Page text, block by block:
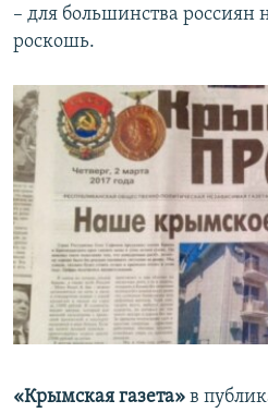
– для большинства россиян
роскошь.
«Крымская газета» в